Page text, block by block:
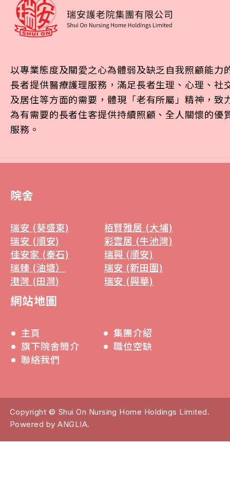
以專業態度及關愛之心為體弱及缺乏自我照顧能力
長者提供醫療護理服務，滿足長者生理、心理、社
及居住等方面的需要，體現「老有所屬」精神，致
為有需要的長者住客提供持續照顧、全人關懷的優
服務。
院舍
瑞安 (葵盛東)
栢賢雅居 (大埔)
瑞安 (順安)
彩雲居 (牛池灣)
佳安家 (秦石)
瑞興 (順安)
瑞臻 (油塘）
瑞安 (新田圍)
港灣 (田灣)
瑞安 (興華)
網站地圖
主頁
集團介紹
旗下院舍簡介
職位空缺
聯絡我們
Copyright © Shui On Nursing Home Holdings Limited.
Powered byANGLIA.